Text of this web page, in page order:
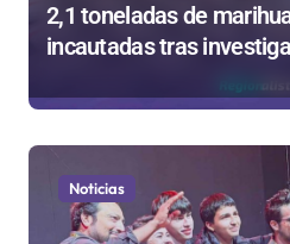
2,1 toneladas de
incautadas tras
Noticias